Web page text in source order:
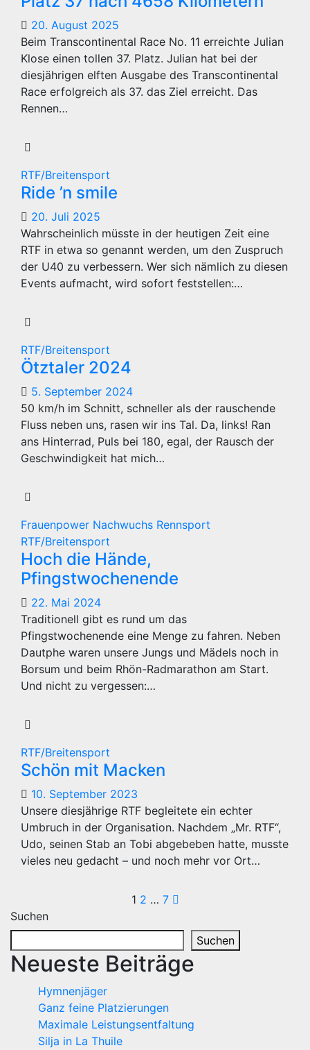
20. August 2025
Beim Transcontinental Race No. 11 erreichte Julian
Klose einen tollen 37. Platz. Julian hat bei der
diesjährigen elften Ausgabe des Transcontinental
Race erfolgreich als 37. das Ziel erreicht. Das
Rennen…
RTF/Breitensport
Ride ’n smile
20. Juli 2025
Wahrscheinlich müsste in der heutigen Zeit eine
RTF in etwa so genannt werden, um den Zuspruch
der U40 zu verbessern. Wer sich nämlich zu diesen
Events aufmacht, wird sofort feststellen:…
RTF/Breitensport
Ötztaler 2024
5. September 2024
50 km/h im Schnitt, schneller als der rauschende
Fluss neben uns, rasen wir ins Tal. Da, links! Ran
ans Hinterrad, Puls bei 180, egal, der Rausch der
Geschwindigkeit hat mich…
Frauenpower Nachwuchs Rennsport
RTF/Breitensport
Hoch die Hände,
Pfingstwochenende
22. Mai 2024
Traditionell gibt es rund um das
Pfingstwochenende eine Menge zu fahren. Neben
Dautphe waren unsere Jungs und Mädels noch in
Borsum und beim Rhön-Radmarathon am Start.
Und nicht zu vergessen:…
RTF/Breitensport
Schön mit Macken
10. September 2023
Unsere diesjährige RTF begleitete ein echter
Umbruch in der Organisation. Nachdem „Mr. RTF“,
Udo, seinen Stab an Tobi abgebeben hatte, musste
vieles neu gedacht – und noch mehr vor Ort…
der
Beiträge
1 2 … 7
Suchen
Suchen
Neueste Beiträge
Hymnenjäger
Ganz feine Platzierungen
Maximale Leistungsentfaltung
Silja in La Thuile